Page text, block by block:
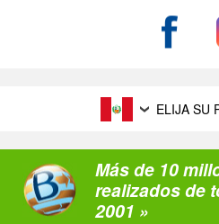
ELIJA SU
Más de 10
realizados de
2001 »